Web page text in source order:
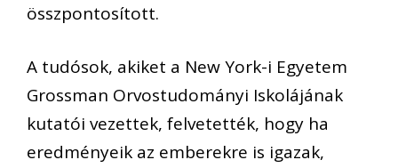
összpontosított.
A tudósok, akiket a New York-i Egyetem
Grossman Orvostudományi Iskolájának
kutatói vezettek, felvetették, hogy ha
eredményeik az emberekre is igazak,